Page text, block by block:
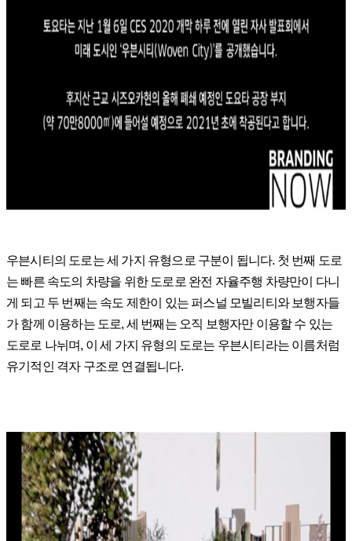
우븐시티의 도로는 세 가지 유형으로 구분이 됩니다. 첫 번째 도로
는 빠른 속도의 차량을 위한 도로로 완전 자율주행 차량만이 다니
게 되고 두 번째는 속도 제한이 있는 퍼스널 모빌리티와 보행자들
가 함께 이용하는 도로, 세 번째는 오직 보행자만 이용할 수 있는
도로로 나뉘며, 이 세 가지 유형의 도로는 우븐시티라는 이름처럼
유기적인 격자 구조로 연결됩니다.